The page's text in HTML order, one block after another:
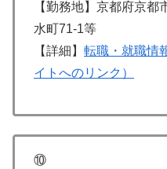
【勤務地】京都府京
水町71-1等
【詳細】 転職・就職情
イトへのリンク）
⑩